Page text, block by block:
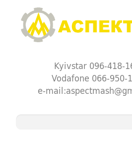
Kyivstar 096-418-
Vodafone 066-950-
e-